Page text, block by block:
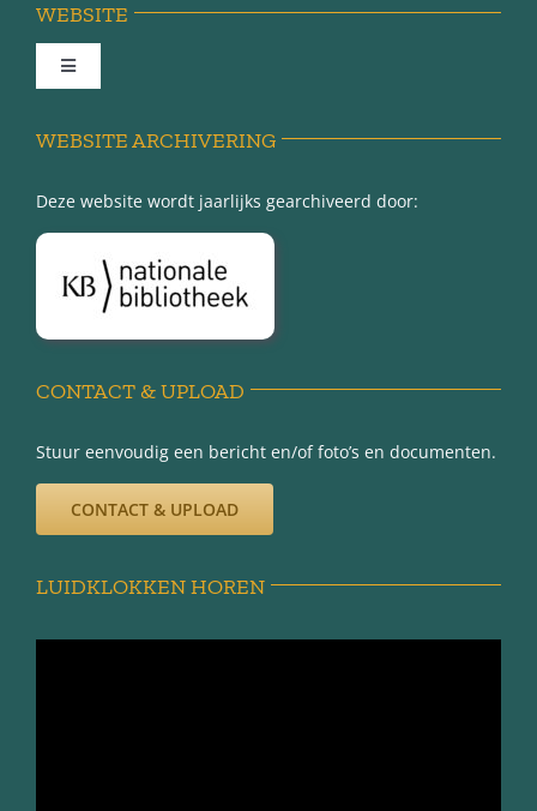
WEBSITE
Toggle
Over Minnertsga
Disclaimer
WEBSITE ARCHIVERING
Deze website wordt jaarlijks gearchiveerd door:
CONTACT & UPLOAD
Stuur eenvoudig een bericht en/of foto’s en documenten.
CONTACT & UPLOAD
LUIDKLOKKEN HOREN